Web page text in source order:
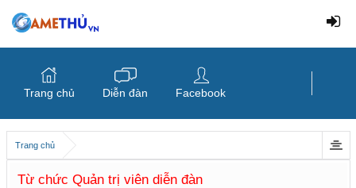
Trang chủ
Từ chức Quản trị viên diễn đàn
Trang chủ Diễn đàn Facebook